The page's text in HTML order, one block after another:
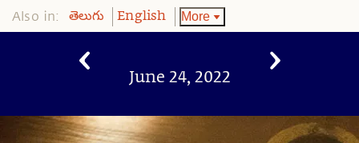
Also in: తెలుగు English More
June 24, 2022